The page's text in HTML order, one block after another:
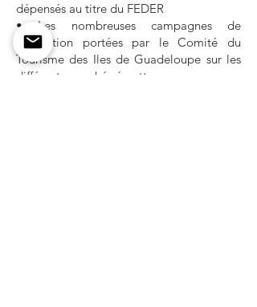
dépensés au titre du FEDER
• Les nombreuses campagnes de
promotion portées par le Comité du
Tourisme des Iles de Guadeloupe sur les
différents marchés émetteurs